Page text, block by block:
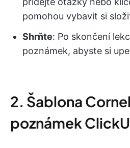
pomohou vybavit si
Shrňte: Po skončení
poznámek, abyste si
2. Šablona
poznámek